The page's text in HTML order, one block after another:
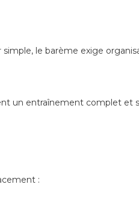
le barème exige
un entraînement complet et
: